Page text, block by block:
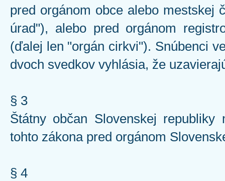
pred orgánom obce alebo mestskej
úrad"), alebo pred orgánom
(ďalej len "orgán cirkvi"). Snúbenci
dvoch svedkov vyhlásia, že
§ 3
Štátny občan Slovenskej
tohto zákona pred orgánom
§ 4